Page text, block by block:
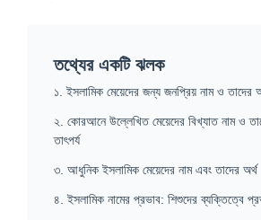
তথ্যের একটি ঝলক
১. ইসলামিক মেয়েদের জন্য জনপ্রিয় নাম ও তাদের
২. কোরআনে উল্লেখিত মেয়েদের বিখ্যাত নাম ও
তাৎপর্য
৩. আধুনিক ইসলামিক মেয়েদের নাম এবং তাদের অর্থ
৪. ইসলামিক নামের প্রভাব: শিশুদের ব্যক্তিত্বে